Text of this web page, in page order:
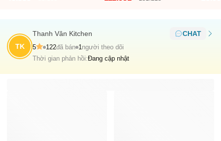
Hỗ Trợ Nấu Ăn Tiện Lợi
TK
Thanh Vân Kitchen CHAT
5 122đã bán 1 người theo dõi
Thời gian phản hồi:Đang cập nhật